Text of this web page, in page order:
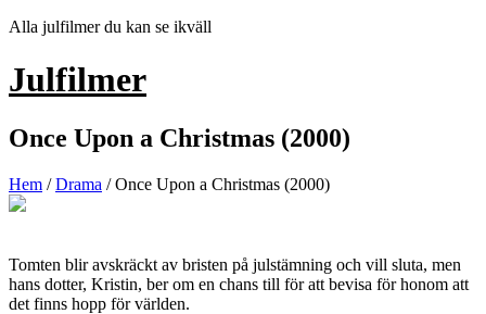
Hoppa
innehåll
Alla julfilmer du kan se ikväll
Julfilmer
Once Upon a Christmas (2000)
Hem /Drama / Once Upon a Christmas (2000)
Tomten blir avskräckt av bristen på julstämning och vill sluta, men
hans dotter, Kristin, ber om en chans till för att bevisa för honom att
det finns hopp för världen.